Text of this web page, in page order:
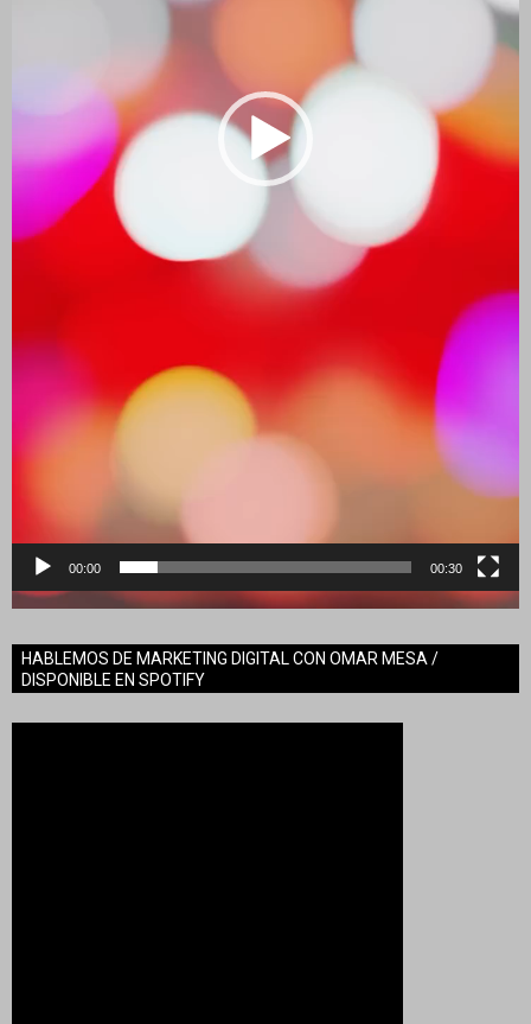
00:00 00:30
HABLEMOS DE MARKETING DIGITAL CON OMAR MESA /
DISPONIBLE EN SPOTIFY